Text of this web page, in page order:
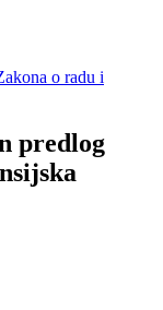
o radu i
predlog